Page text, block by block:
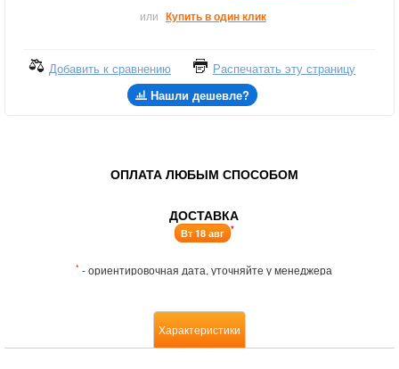
или Купить в один клик
Добавить к сравнению
Распечатать эту страницу
Нашли дешевле?
ОПЛАТА ЛЮБЫМ СПОСОБОМ
ДОСТАВКА
Вт 18 авг *
* - ориентировочная дата, уточняйте у менеджера
Характеристики